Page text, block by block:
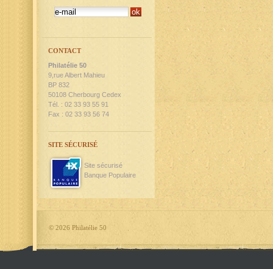
CONTACT
Philatélie 50
9,rue Albert Mahieu
BP 832
50108 Cherbourg Cedex
Tél. : 02 33 93 55 91
Fax : 02 33 93 56 74
SITE SÉCURISÉ
Site sécurisé
Banque Populaire
© 2026 Philatélie 50